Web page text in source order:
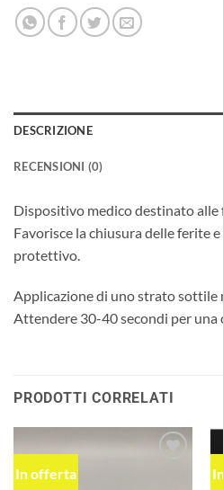
DESCRIZIONE
RECENSIONI (0)
Dispositivo medico destinato alle
Favorisce la chiusura delle ferite
protettivo.
Applicazione di uno strato sottile
Attendere 30-40 secondi per una
PRODOTTI CORRELATI
In offerta